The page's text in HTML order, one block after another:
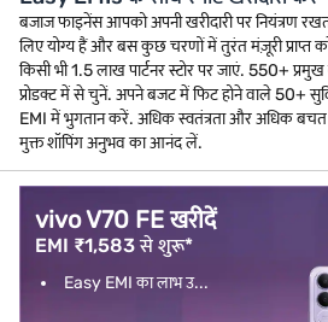
बजाज फाइनेंस आपको अपनी खरीदारी पर नियंत्रण
लिए योग्य हैं और बस कुछ चरणों में तुरंत मंज़ूरी प्राप्त
किसी भी 1.5 लाख पार्टनर स्टोर पर जाएं. 550+
प्रोडक्ट में से चुनें. अपने बजट में फिट होने वाले 50+
EMI में भुगतान करें. अधिक स्वतंत्रता और अधिक
मुक्त शॉपिंग अनुभव का आनंद लें.
vivo V70 FE खरीदें
EMI ₹1,583 से शुरू*
Easy EMI का लाभ उ...